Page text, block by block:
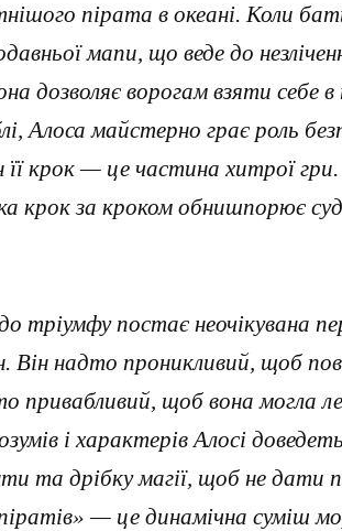
пірата в океані. Коли
мапи, що веде до
дозволяє ворогам взяти себе
Алоса майстерно грає роль
її крок — це частина хитрої
крок за кроком обнишпорює
тріумфу постає неочікувана
Він надто проникливий, щоб
привабливий, щоб вона могла
і характерів Алосі
та дрібку магії, щоб не дати
— це динамічна суміш